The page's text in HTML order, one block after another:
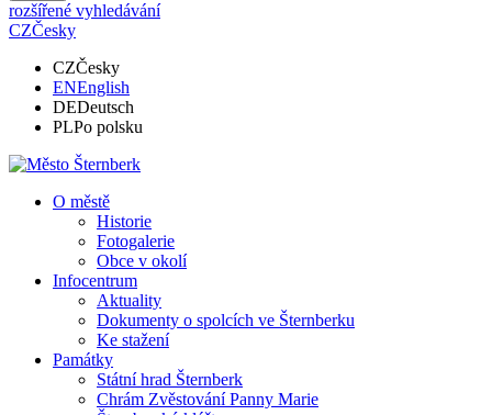
rozšířené vyhledávání
CZČesky
CZČesky
ENEnglish
DEDeutsch
PLPo polsku
O městě
Historie
Fotogalerie
Obce v okolí
Infocentrum
Aktuality
Dokumenty o spolcích ve Šternberku
Ke stažení
Památky
Státní hrad Šternberk
Chrám Zvěstování Panny Marie